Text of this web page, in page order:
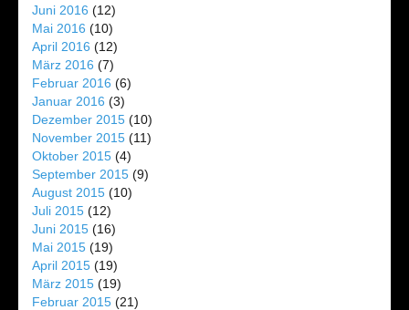
Juni 2016 (12)
Mai 2016 (10)
April 2016 (12)
März 2016 (7)
Februar 2016 (6)
Januar 2016 (3)
Dezember 2015 (10)
November 2015 (11)
Oktober 2015 (4)
September 2015 (9)
August 2015 (10)
Juli 2015 (12)
Juni 2015 (16)
Mai 2015 (19)
April 2015 (19)
März 2015 (19)
Februar 2015 (21)